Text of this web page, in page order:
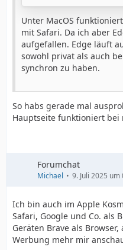
Unter MacOS
mit Safari. Da ich aber
aufgefallen. Edge läuft
sowohl privat als auch
synchron zu haben.
So habs gerade mal
Hauptseite funktioniert bei
Forumchat
Michael 9. Juli 2025 um
Ich bin auch im Apple
Safari, Google und Co. als
Geräten Brave als
Werbung mehr mir